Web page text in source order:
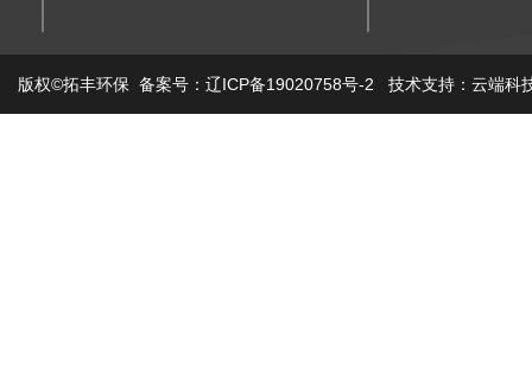
版权©拓丰环保 备案号：辽ICP备19020758号-2 技术支持：云端科